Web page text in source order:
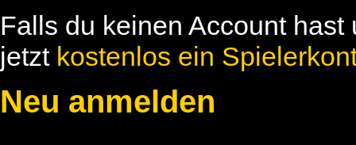
Falls du keinen Account
jetzt kostenlos ein
Neu anmelden